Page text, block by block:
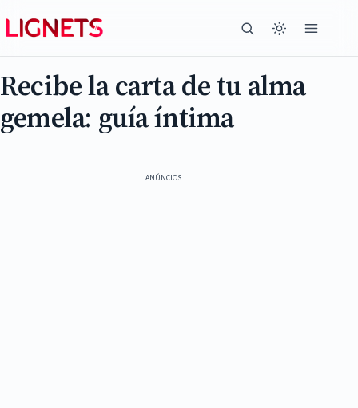
Recibe la carta de tu alma
gemela: guía íntima
ANÚNCIOS